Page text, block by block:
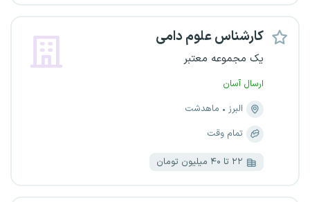
کارشناس علوم دامی
یک مجموعه معتبر
ارسال آسان
البرز
ماهدشت
تمام وقت
۲۲ تا ۴۰ میلیون تومان